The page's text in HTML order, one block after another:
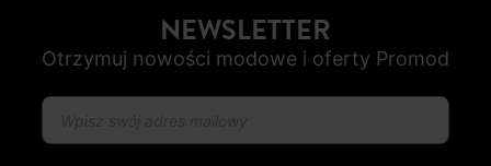
OD ROZ. 34 DO 48
Nowe artykuły online
NEWSLETTER